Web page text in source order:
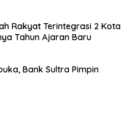
Rakyat Terintegrasi 2 Kota
Tahun Ajaran Baru
Bank Sultra Pimpin